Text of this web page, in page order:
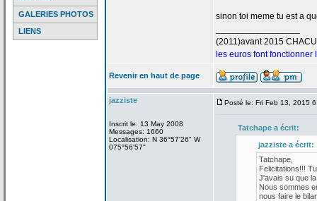
GALERIES PHOTOS
LIENS
sinon toi meme tu est a
(2011)avant 2015
les euros font fonctionner
Revenir en haut de page
jazziste
Inscrit le: 13 May 2008
Messages: 1660
Localisation: N 36°57'26" W
075°56'57"
Posté le: Fri Feb 13, 2015
Tatchape a écrit:
jazziste aécrit:
Tatchape,
Felicitations!!!
J'avais su que la
Nous sommes
nous faire le